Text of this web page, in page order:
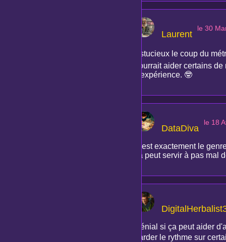
Laurent
le 30
Astucieux le coup du
pourrait aider certains
d'expérience. 🤓
DataDiva
le 18
C'est exactement le
ca peut servir à pas mal
Génial si ça peut aider
garder le rythme sur